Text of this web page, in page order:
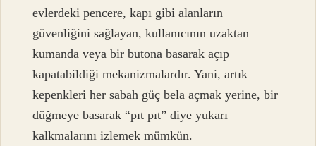
evlerdeki pencere, kapı gibi alanların
güvenliğini sağlayan, kullanıcının uzaktan
kumanda veya bir butona basarak açıp
kapatabildiği mekanizmalardır. Yani, artık
kepenkleri her sabah güç bela açmak yerine, bir
düğmeye basarak “pıt pıt” diye yukarı
kalkmalarını izlemek mümkün.